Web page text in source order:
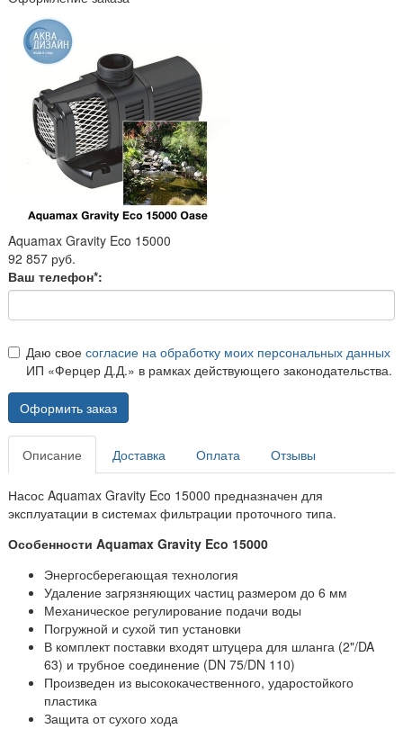
Aquamax Gravity Eco 15000
92 857 руб.
Ваш телефон*:
Даю свое согласие на обработку моих персональных данных
ИП «Ферцер Д.Д.» в рамках действующего законодательства.
Оформить заказ
Описание Доставка Оплата Отзывы
Насос Aquamax Gravity Eco 15000 предназначен для
эксплуатации в системах фильтрации проточного типа.
Особенности Aquamax Gravity Eco 15000
Энергосберегающая технология
Удаление загрязняющих частиц размером до 6 мм
Механическое регулирование подачи воды
Погружной и сухой тип установки
В комплект поставки входят штуцера для шланга (2"/DA
63) и трубное соединение (DN 75/DN 110)
Произведен из высококачественного, ударостойкого
пластика
Защита от сухого хода